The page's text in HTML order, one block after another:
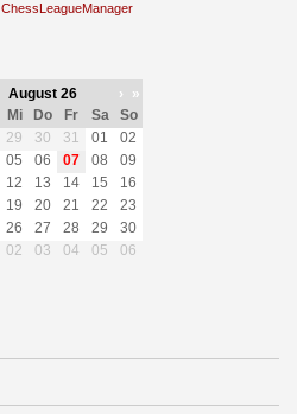
ChessLeagueManager
August 26 ›
»
Mi Do Fr Sa
So
29 30 31 01
02
05 06 07 08
09
12 13 14 15
16
19 20 21 22
23
26 27 28 29
30
02 03 04 05 06